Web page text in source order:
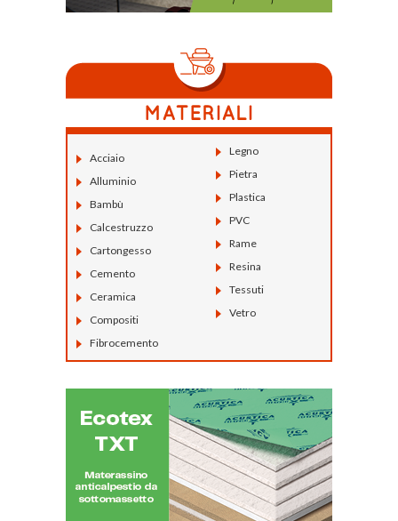
Acciaio
Alluminio
Bambù
Calcestruzzo
Cartongesso
Cemento
Ceramica
Compositi
Fibrocemento
Legno
Pietra
Plastica
PVC
Rame
Resina
Tessuti
Vetro